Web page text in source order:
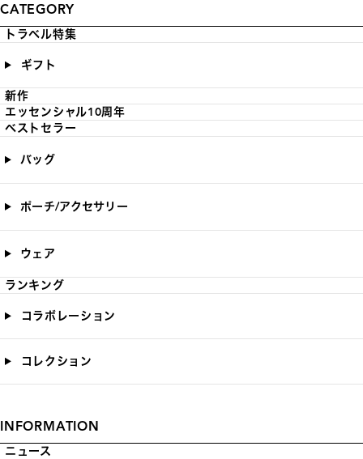
CATEGORY
トラベル特集
ギフト
新作
エッセンシャル10周年
ベストセラー
バッグ
ポーチ/アクセサリー
ウェア
ランキング
コラボレーション
コレクション
INFORMATION
ニュース